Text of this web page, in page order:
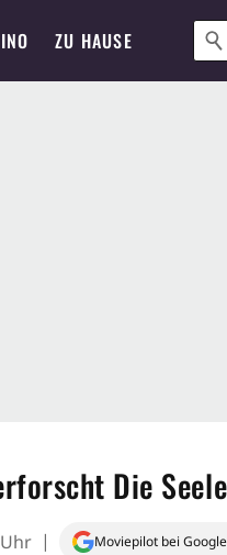
ZU HAUSE
Die
Moviepilot bei